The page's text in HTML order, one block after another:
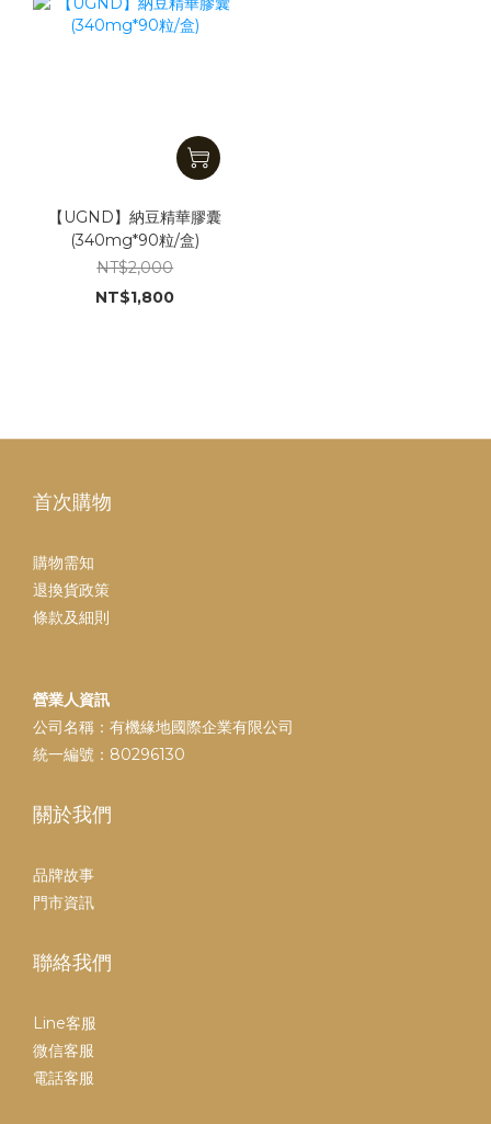
【UGND】納豆精華膠囊
(340mg*90粒/盒)
NT$2,000
NT$1,800
首次購物
購物需知
退換貨政策
條款及細則
營業人資訊
公司名稱：有機緣地國際企業有限公司
統一編號：80296130
關於我們
品牌故事
門市資訊
聯絡我們
Line客服
微信客服
電話客服